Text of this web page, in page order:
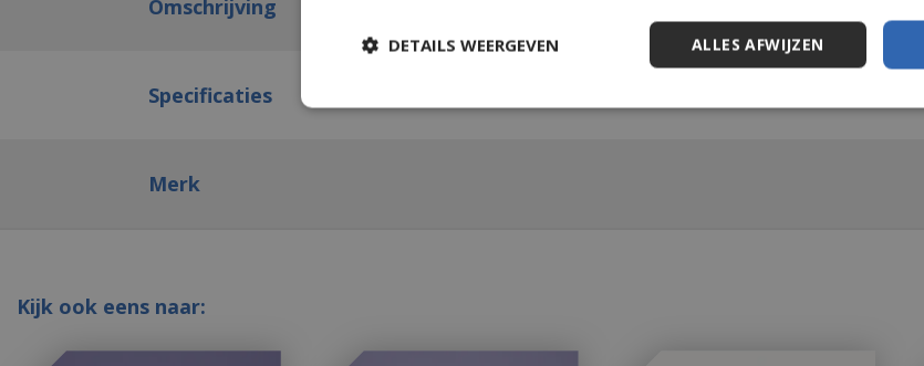
Omschrijving
Specificaties
Merk
Kijk ook eens naar:
ALLES AFWIJZEN
DETAILS WEERGEVEN